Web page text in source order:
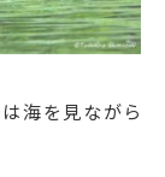
海を見ながら